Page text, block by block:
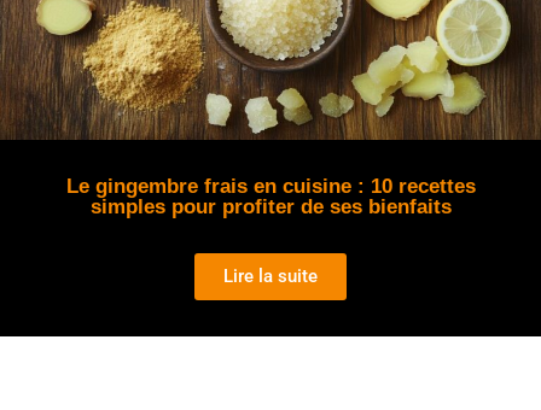
Le gingembre frais en cuisine : 10 recettes
simples pour profiter de ses bienfaits
Lire la suite